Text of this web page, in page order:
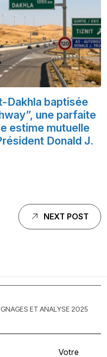
Dakhla baptisée
une parfaite
estime mutuelle
Donald J.
NEXT POST
ET ANALYSE 2025
Votre